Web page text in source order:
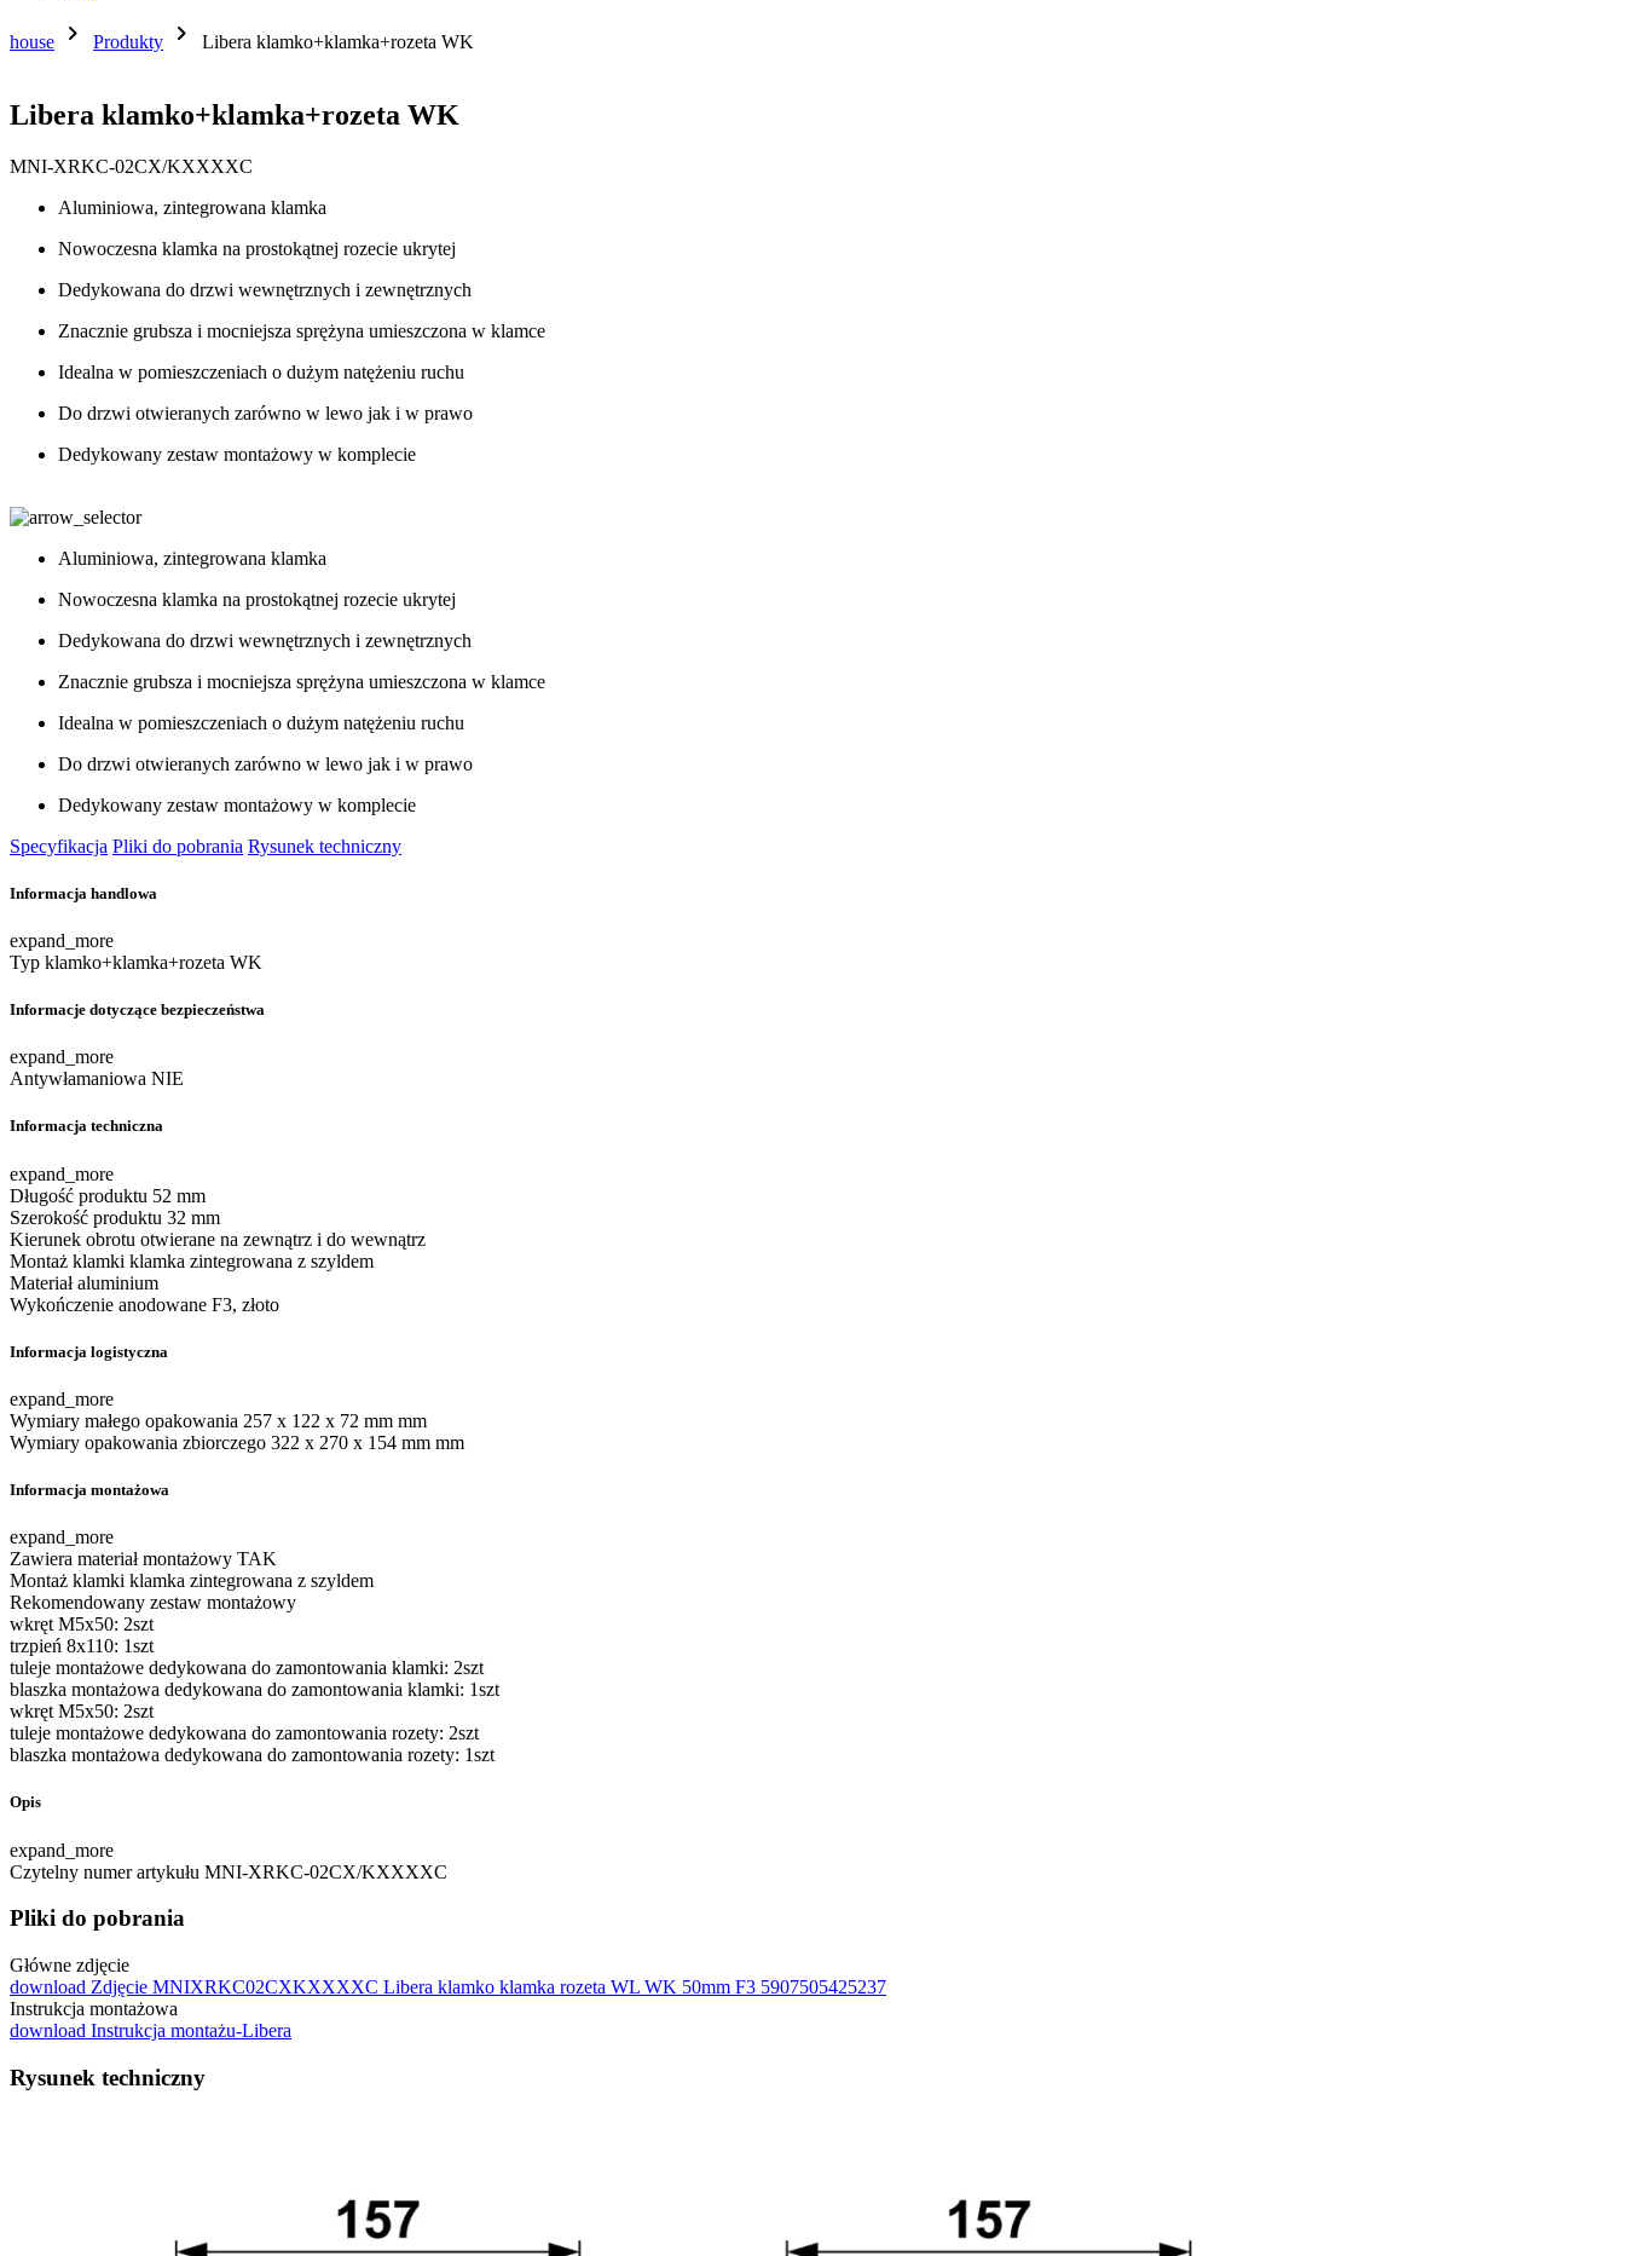
house chevron_right Produkty chevron_right Libera klamko+klamka+rozeta WK
Libera klamko+klamka+rozeta WK
MNI-XRKC-02CX/KXXXXC
Aluminiowa, zintegrowana klamka
Nowoczesna klamka na prostokątnej rozecie ukrytej
Dedykowana do drzwi wewnętrznych i zewnętrznych
Znacznie grubsza i mocniejsza sprężyna umieszczona w klamce
Idealna w pomieszczeniach o dużym natężeniu ruchu
Do drzwi otwieranych zarówno w lewo jak i w prawo
Dedykowany zestaw montażowy w komplecie
Aluminiowa, zintegrowana klamka
Nowoczesna klamka na prostokątnej rozecie ukrytej
Dedykowana do drzwi wewnętrznych i zewnętrznych
Znacznie grubsza i mocniejsza sprężyna umieszczona w klamce
Idealna w pomieszczeniach o dużym natężeniu ruchu
Do drzwi otwieranych zarówno w lewo jak i w prawo
Dedykowany zestaw montażowy w komplecie
Specyfikacja Pliki do pobrania Rysunek techniczny
Informacja handlowa
expand_more
Typ klamko+klamka+rozeta WK
Informacje dotyczące bezpieczeństwa
expand_more
Antywłamaniowa NIE
Informacja techniczna
expand_more
Długość produktu 52 mm
Szerokość produktu 32 mm
Kierunek obrotu otwierane na zewnątrz i do wewnątrz
Montaż klamki klamka zintegrowana z szyldem
Materiałaluminium
Wykończenie anodowane F3, złoto
Informacja logistyczna
expand_more
Wymiary małego opakowania 257 x 122 x 72 mm mm
Wymiary opakowania zbiorczego 322 x 270 x 154 mm mm
Informacja montażowa
expand_more
Zawiera materiał montażowy TAK
Montaż klamki klamka zintegrowana z szyldem
Rekomendowany zestaw montażowy
wkręt M5x50: 2szt
trzpień 8x110: 1szt
tuleje montażowe dedykowana do zamontowania klamki: 2szt
blaszka montażowa dedykowana do zamontowania klamki: 1szt
wkręt M5x50: 2szt
tuleje montażowe dedykowana do zamontowania rozety: 2szt
blaszka montażowa dedykowana do zamontowania rozety: 1szt
Opis
expand_more
Czytelny numer artykułu MNI-XRKC-02CX/KXXXXC
Pliki do pobrania
Główne zdjęcie
download Zdjęcie MNIXRKC02CXKXXXXC Libera klamko klamka rozeta WL WK 50mm F3 5907505425237
Instrukcja montażowa
download Instrukcja montażu-Libera
Rysunek techniczny